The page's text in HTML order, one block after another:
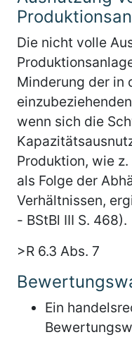
Die nicht volle
Minderung der in
wenn sich die
Produktion, wie
als Folge der
Verhältnissen,
- BStBl III S. 468).
>R 6.3 Abs. 7
Ein